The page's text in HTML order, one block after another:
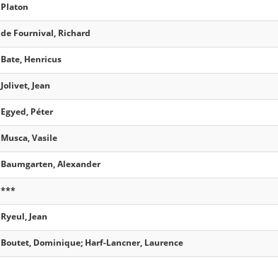
Platon
de Fournival, Richard
Bate, Henricus
Jolivet, Jean
Egyed, Péter
Musca, Vasile
Baumgarten, Alexander
***
Ryeul, Jean
Boutet, Dominique; Harf-Lancner, Laurence